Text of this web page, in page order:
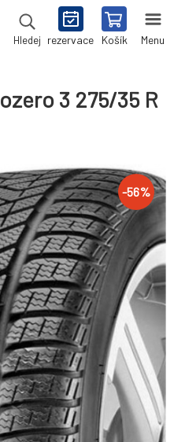
Hledej rezervace Košík Menu
3 275/35 R
-56%